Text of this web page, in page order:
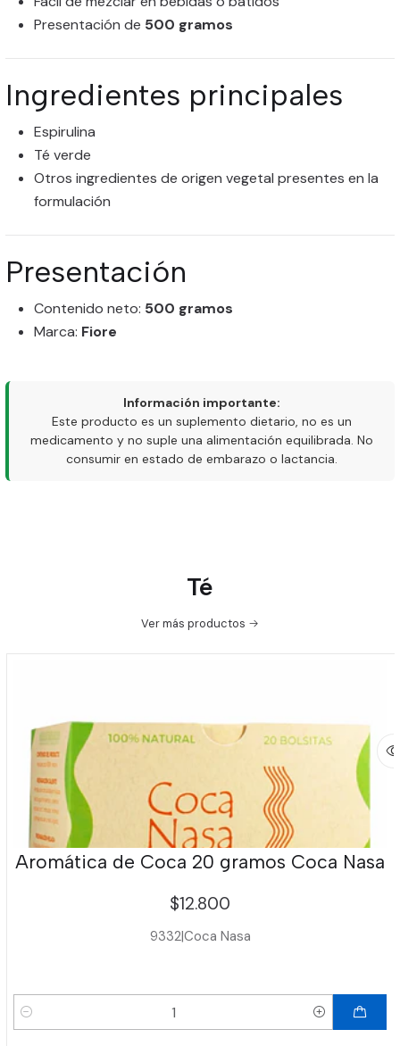
Presentación de 500 gramos
Ingredientes principales
Espirulina
Té verde
Otros ingredientes de origen vegetal presentes en la
formulación
Presentación
Contenido neto: 500 gramos
Marca: Fiore
Información importante:
Este producto es un suplemento dietario, no es un
medicamento y no suple una alimentación equilibrada. No
consumir en estado de embarazo o lactancia.
Té
Ver más productos
Aromática de Coca 20 gramos Coca Nasa
$12.800
9332|Coca Nasa
Cantidad